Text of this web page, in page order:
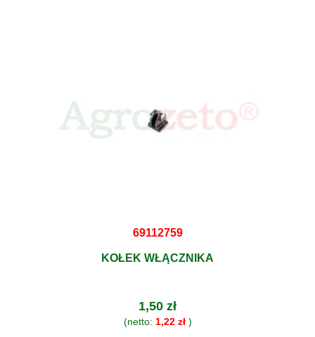
69112759
KOŁEK WŁĄCZNIKA
1,50 zł
(netto: 1,22 zł)